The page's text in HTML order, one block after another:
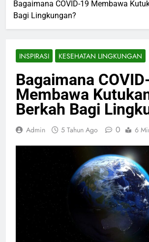
Bagaimana COVID-19 Membawa
Bagi Lingkungan?
INSPIRASI KESEHATAN LINGKUNGAN
Bagaimana
Membawa
Berkah Bagi
Admin 5 Tahun Ago 0 6